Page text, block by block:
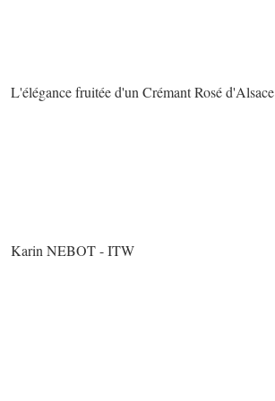
L'élégance fruitée d'un Crémant Rosé d'Alsace
Karin NEBOT - ITW